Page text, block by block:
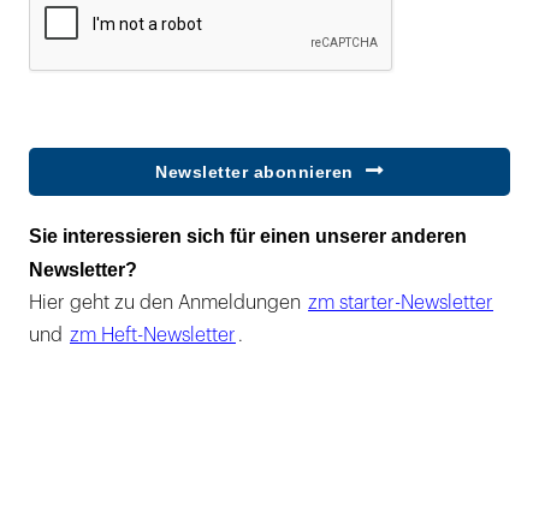
Newsletter abonnieren
Sie interessieren sich für einen unserer anderen
Newsletter?
Hier geht zu den Anmeldungen zm starter-Newsletter
und zm Heft-Newsletter .